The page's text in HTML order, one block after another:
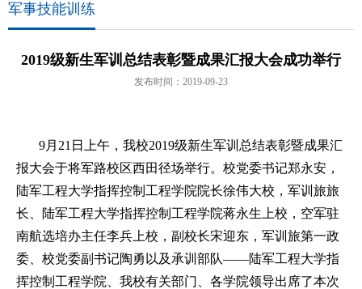
军事技能训练
2019级新生军训总结表彰暨成果汇报大会成功举行
发布时间：2019-09-23
9月21日上午，我校2019级新生军训总结表彰暨成果汇
报大会于将军路校区西田径场举行。校党委书记郑永安，
陆军工程大学指挥控制工程学院院长徐伟大校，军训旅旅
长、陆军工程大学指挥控制工程学院蒋永生上校，空军驻
南航选培办主任李兵上校，副校长宋迎东，军训旅第一政
委、校党委副书记陶勇以及承训部队——陆军工程大学指
挥控制工程学院、我校有关部门、各学院领导出席了本次